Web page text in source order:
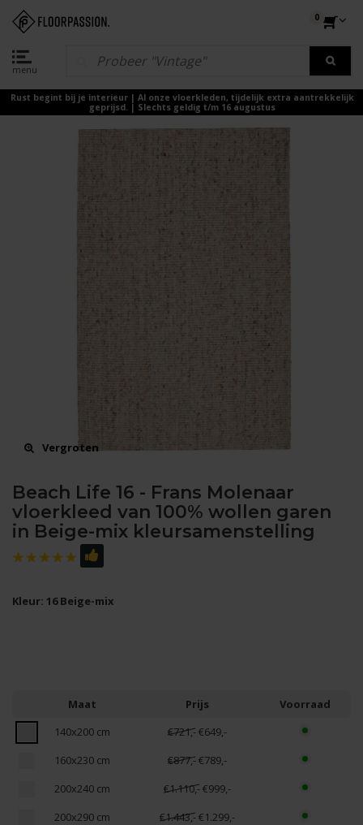
menu
0
Rust begint bij je interieur | Al onze vloerkleden, tijdelijk extra aantrekkelijk
geprijsd. | Slechts geldig t/m 16 augustus
Vergroten
Beach Life 16 - Frans Molenaar
vloerkleed van 100% wollen garen
in Beige-mix kleursamenstelling
Kleur: 16 Beige-mix
Maat Prijs
Voorraad
140x200 cm
€721,-€649,-
160x230 cm
€877,-€789,-
200x240 cm
€1.110,-€999,-
200x290 cm
€1.443,-€1.299,-